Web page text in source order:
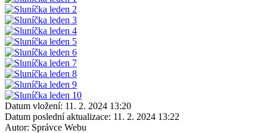
Datum vložení: 11. 2. 2024 13:20
Datum poslední aktualizace: 11. 2. 2024 13:22
Autor: Správce Webu